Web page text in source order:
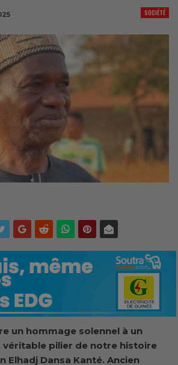
SOCIÉTÉ
un hommage solennel à un
véritable pilier de notre histoire
Elhadj Dansa Kanté. Ancien